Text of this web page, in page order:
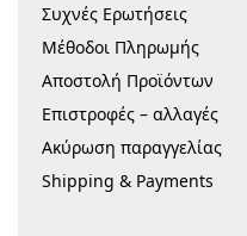
Συχνές Ερωτήσεις
Μέθοδοι Πληρωμής
Αποστολή Προϊόντων
Επιστροφές – αλλαγές
Ακύρωση παραγγελίας
Shipping & Payments